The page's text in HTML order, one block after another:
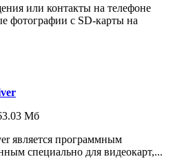
или контакты на телефоне
фотографии с SD-карты на
Мб
является программным
специально для видеокарт,...